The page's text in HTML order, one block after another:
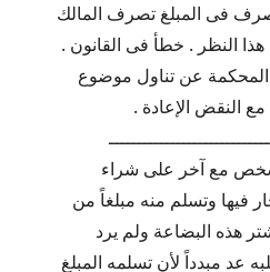
فى المبلغ تصرف المالك
النظر . خطأ فى القانون .
عن تناول موضوع
النقض الإعادة .
شخص مع آخر على شراء
فيها وتسلم منه مبلغاً من
هذه البضاعة ولم يرد
عد مبدداً لأن تسلمه المبلغ